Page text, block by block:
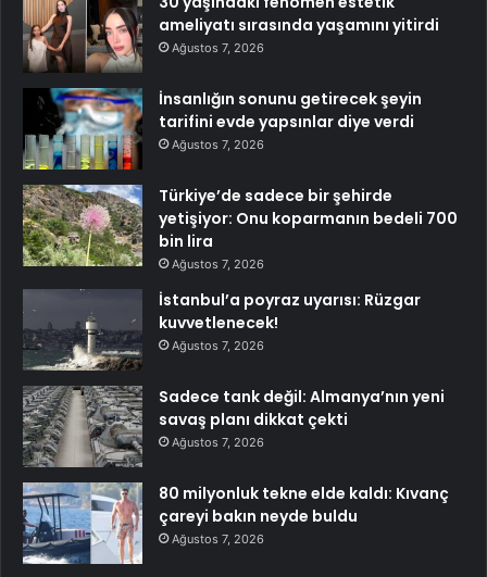
ameliyatı sırasında yaşamını yitirdi
Ağustos 7, 2026
İnsanlığın sonunu getirecek şeyin
tarifini evde yapsınlar diye verdi
Ağustos 7, 2026
Türkiye’de sadece bir şehirde
yetişiyor: Onu koparmanın bedeli 700
bin lira
Ağustos 7, 2026
İstanbul’a poyraz uyarısı: Rüzgar
kuvvetlenecek!
Ağustos 7, 2026
Sadece tank değil: Almanya’nın yeni
savaş planı dikkat çekti
Ağustos 7, 2026
80 milyonluk tekne elde kaldı: Kıvanç
çareyi bakın neyde buldu
Ağustos 7, 2026